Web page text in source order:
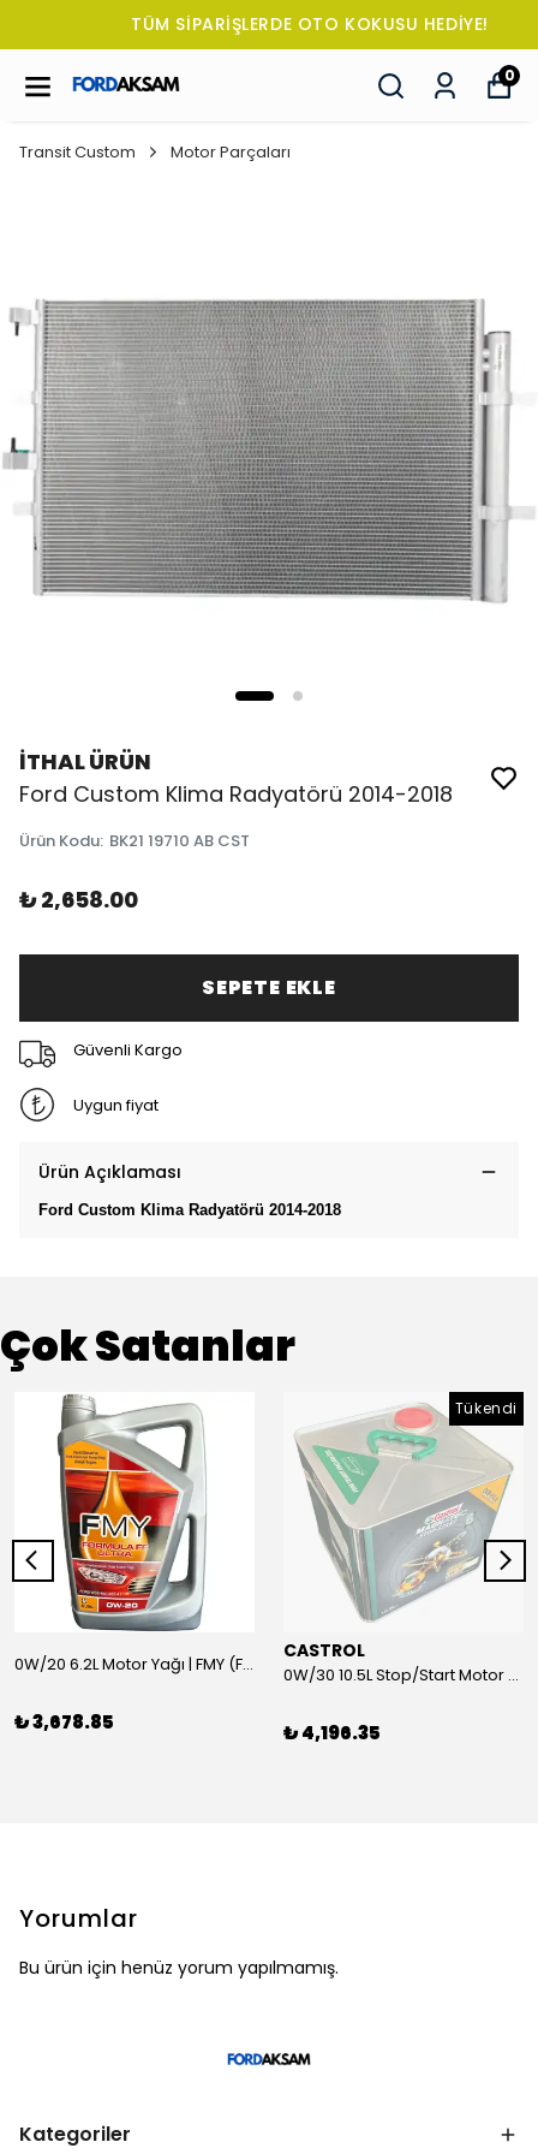
TÜM SİPARİŞLERDE OTO KOKUSU HEDİYE!
0
Transit Custom Motor Parçaları
İTHAL ÜRÜN
Ford Custom Klima Radyatörü 2014-2018
Ürün Kodu: BK21 19710 AB CST
₺ 2,658.00
SEPETE EKLE
Güvenli Kargo
Uygun fiyat
Ürün Açıklaması
Ford Custom Klima Radyatörü 2014-2018
Çok Satanlar
0W/20 6.2L Motor Yağı | FMY (Ford Motor Yağları)
₺ 3,678.85
Tükendi
CASTROL
0W/30 10.5L Stop/Start Motor Yağı | CASTROL
₺ 4,196.35
Yorumlar
Bu ürün için henüz yorum yapılmamış.
Kategoriler